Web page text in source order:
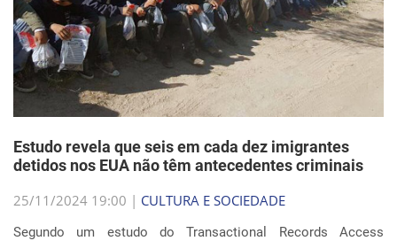
Estudo revela que seis em cada dez imigrantes
detidos nos EUA não têm antecedentes criminais
25/11/2024 19:00 | CULTURA E SOCIEDADE
Segundo um estudo do Transactional Records Access